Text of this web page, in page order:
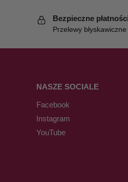
Bezpieczne
Przelewy
NASZE SOCIALE
Facebook
Instagram
YouTube